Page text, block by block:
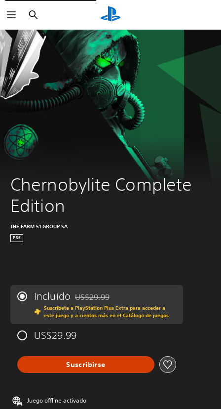
Buscar
Chernobylite Complete
Edition
THE FARM 51 GROUP SA
PS5
Incluido Rebajado del precio original de US$29.99
US$29.99
Suscríbete a PlayStation Plus Extra para acceder a
este juego y a cientos más en el Catálogo de juegos
US$29.99
Suscribirse
Juego offline activado